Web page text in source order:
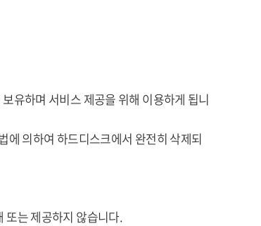
유하며 서비스 제공을 위해 이용하게 됩니
에 의하여 하드디스크에서 완전히 삭제되
또는 제공하지 않습니다.